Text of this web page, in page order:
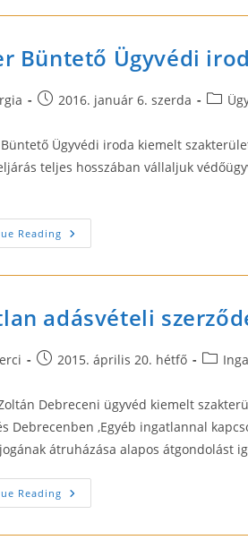
Kikötésekkel
Büntető Ügyvédi
Post2016. január 6. szerda
Post
Ügyvédi iroda kiemelt
teljes hosszában vállaljuk
Reading Sziller
Büntető
Iroda
adásvételi
Post2015. április 20. hétfő
Post
Debreceni ügyvéd kiemelt
Debrecenben ,Egyéb ingatlannal
átruházása alapos átgondolást
Reading Ingatlan
Adásvételi
Készítése